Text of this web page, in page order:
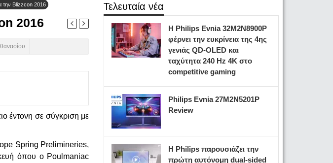
την Blizzcon 2016
2016
έντονη σε σύγκριση με
Spring Prelimineries,
όπου ο Poulmaniac
Τελευταία νέα
Η Philips Evnia 32M2N8900P
φέρνει την ευκρίνεια της 4ης
γενιάς QD-OLED και
ταχύτητα 240 Hz 4K στο
competitive gaming
Philips Evnia 27M2N5201P
Review
Η Philips παρουσιάζει την
πρώτη αυτόνομη dual-sided